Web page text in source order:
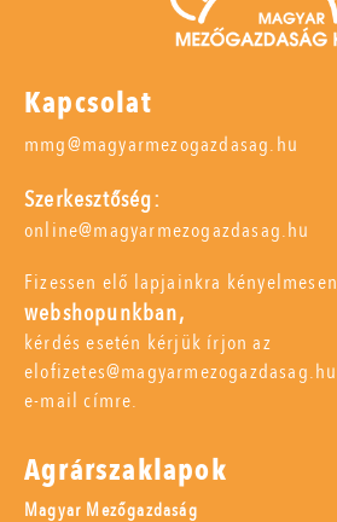
Kapcsolat
mmg@magyarmezogazdasag.hu
Szerkesztőség:
online@magyarmezogazdasag.hu
Fizessen elő lapjainkra kényelmesen
webshopunkban,
kérdés esetén kérjük írjon az
elofizetes@magyarmezogazdasag.hu
e-mail címre.
Agrárszaklapok
Magyar Mezőgazdaság